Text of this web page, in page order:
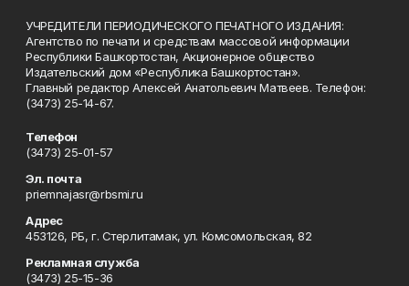
УЧРЕДИТЕЛИ ПЕРИОДИЧЕСКОГО ПЕЧАТНОГО ИЗДАНИЯ:
Агентство по печати и средствам массовой информации
Республики Башкортостан, Акционерное общество
Издательский дом «Республика Башкортостан».
Главный редактор Алексей Анатольевич Матвеев. Телефон:
(3473) 25-14-67.
Телефон
(3473) 25-01-57
Эл. почта
priemnajasr@rbsmi.ru
Адрес
453126, РБ, г. Стерлитамак, ул. Комсомольская, 82
Рекламная служба
(3473) 25-15-36